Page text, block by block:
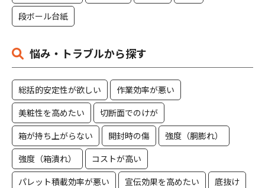
段ボール台紙
悩み・トラブルから探す
総括的安定性が欲しい
作業効率が悪い
美粧性を高めたい
切断面でのけが
箱が持ち上がらない
開封時の傷
強度（胴膨れ）
強度（箱潰れ）
コストが高い
パレット積載効率が悪い
宣伝効果を高めたい
底抜け